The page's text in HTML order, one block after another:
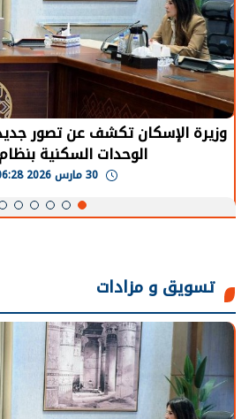
الرئيس السيسي: توقف
يحتاج إلى سنوات لعودة معدلات
تسويق و مزادات